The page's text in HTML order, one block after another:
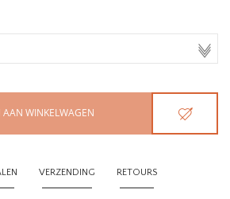
AAN WINKELWAGEN
VERZENDING RETOURS